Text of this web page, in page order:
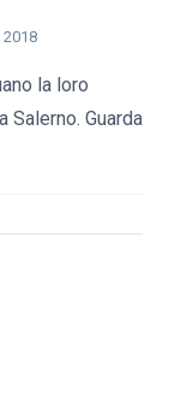
2018
la loro
Salerno. Guarda